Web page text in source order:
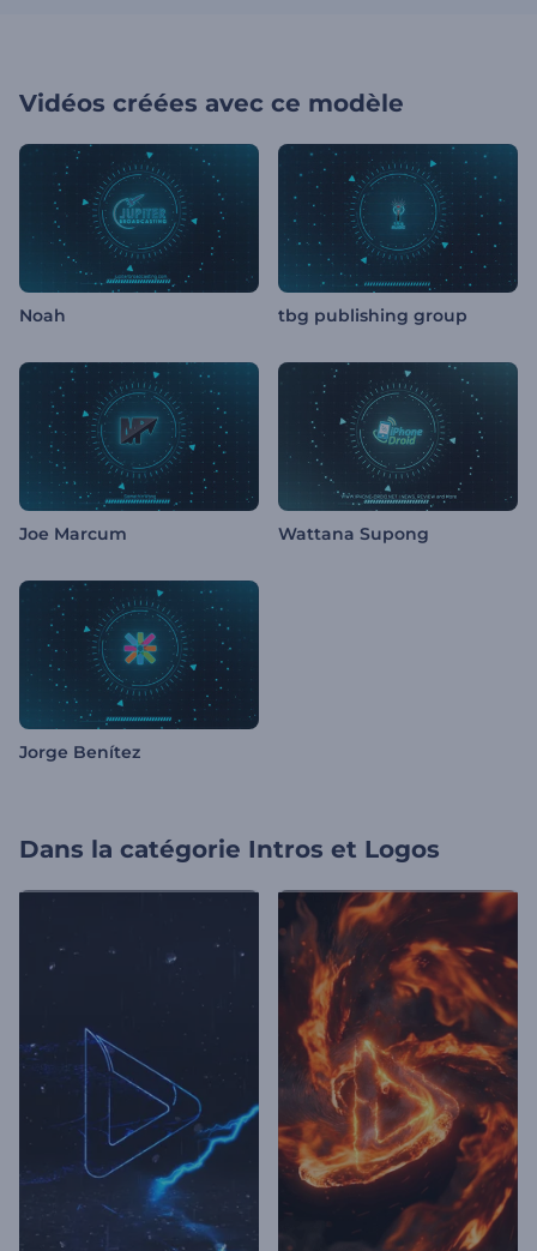
Vidéos créées avec ce modèle
Noah tbg publishing group
Joe Marcum Wattana Supong
Jorge Benítez
Dans la catégorie Intros et Logos